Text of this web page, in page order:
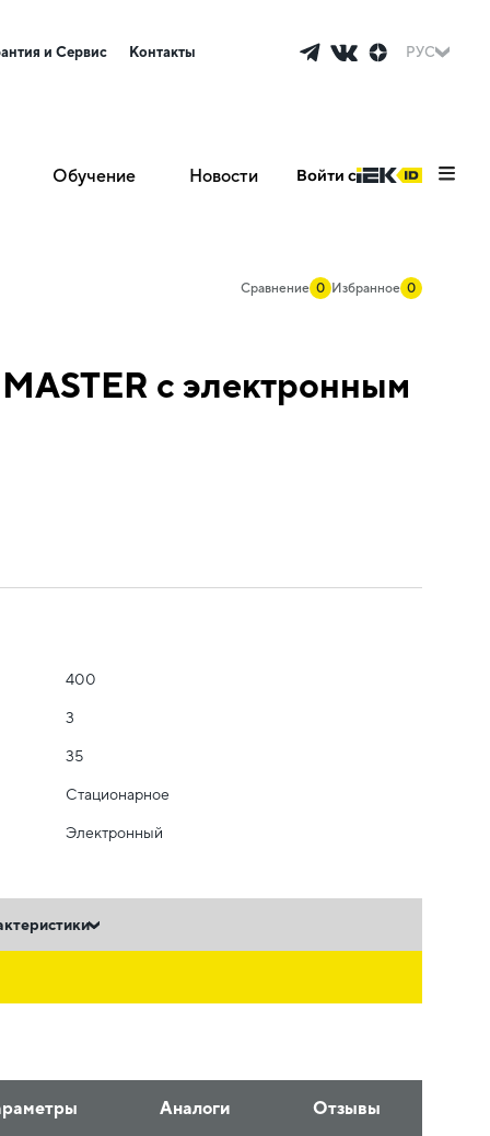
и Сервис Контакты РУС
Обучение Новости Войти с
Сравнение 0 Избранное 0
с электронным
400
3
35
Стационарное
Электронный
Аналоги Отзывы